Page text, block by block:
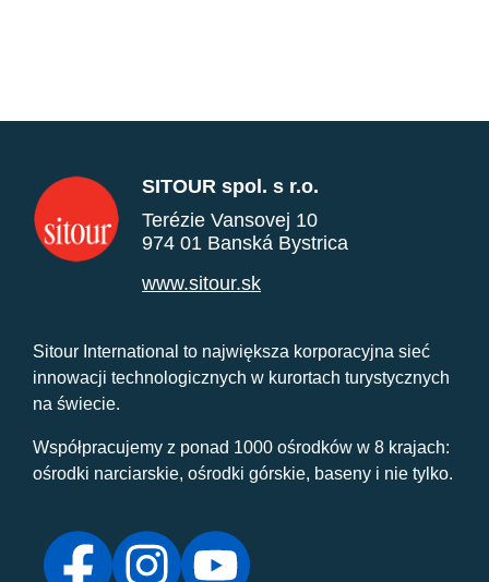
SITOUR spol. s r.o.
Terézie Vansovej 10
974 01 Banská Bystrica
www.sitour.sk
Sitour International to największa korporacyjna sieć
innowacji technologicznych w kurortach turystycznych
na świecie.
Współpracujemy z ponad 1000 ośrodków w 8 krajach:
ośrodki narciarskie, ośrodki górskie, baseny i nie tylko.